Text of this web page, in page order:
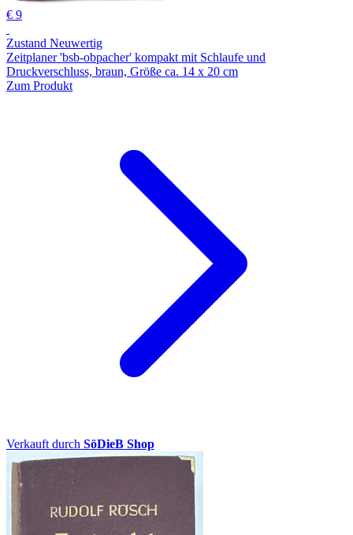
€ 9
Zustand Neuwertig
Zeitplaner 'bsb-obpacher' kompakt mit Schlaufe und
Druckverschluss, braun, Größe ca. 14 x 20 cm
Zum Produkt
Verkauft durch SöDieB Shop